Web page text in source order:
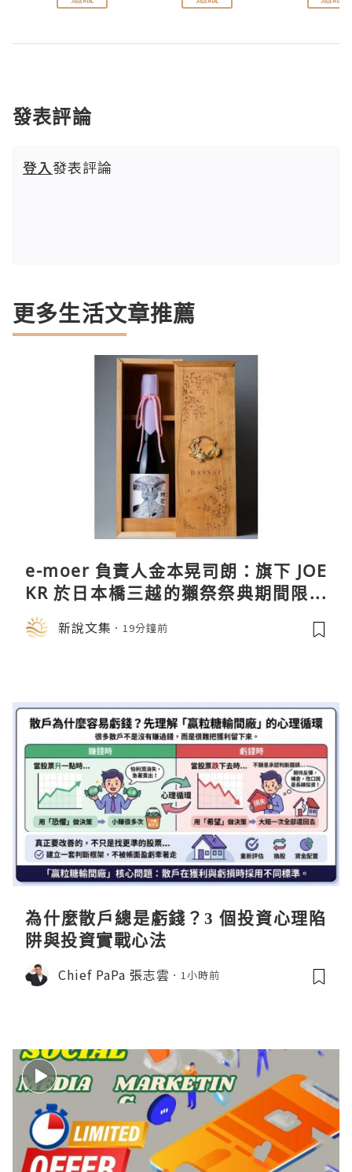
發表評論
登入發表評論
更多生活文章推薦
e-moer 負責人金本晃司朗：旗下 JOE
KR 於日本橋三越的獺祭祭典期間限定
店中，與日伸貴金属的東京銀器工匠一
同參展新說文集 19分鐘前
為什麼散戶總是虧錢？3 個投資心理陷
阱與投資實戰心法
Chief PaPa 張志雲 1小時前